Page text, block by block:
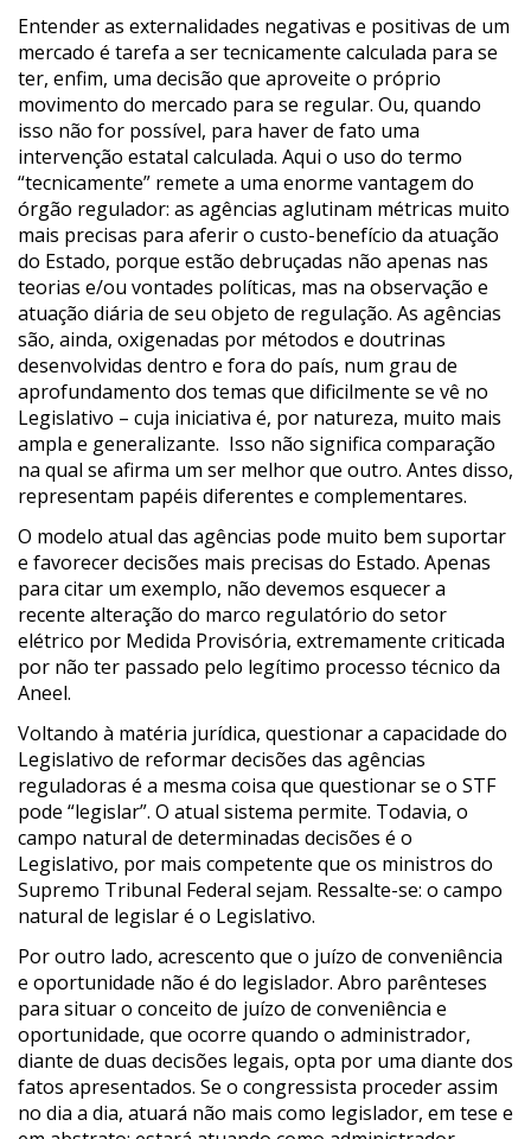
Entender as externalidades negativas e positivas de um
mercado é tarefa a ser tecnicamente calculada para se
ter, enfim, uma decisão que aproveite o próprio
movimento do mercado para se regular. Ou, quando
isso não for possível, para haver de fato uma
intervenção estatal calculada. Aqui o uso do termo
“tecnicamente” remete a uma enorme vantagem do
órgão regulador: as agências aglutinam métricas muito
mais precisas para aferir o custo-benefício da atuação
do Estado, porque estão debruçadas não apenas nas
teorias e/ou vontades políticas, mas na observação e
atuação diária de seu objeto de regulação. As agências
são, ainda, oxigenadas por métodos e doutrinas
desenvolvidas dentro e fora do país, num grau de
aprofundamento dos temas que dificilmente se vê no
Legislativo – cuja iniciativa é, por natureza, muito mais
ampla e generalizante. Isso não significa comparação
na qual se afirma um ser melhor que outro. Antes disso,
representam papéis diferentes e complementares.
O modelo atual das agências pode muito bem suportar
e favorecer decisões mais precisas do Estado. Apenas
para citar um exemplo, não devemos esquecer a
recente alteração do marco regulatório do setor
elétrico por Medida Provisória, extremamente criticada
por não ter passado pelo legítimo processo técnico da
Aneel.
Voltando à matéria jurídica, questionar a capacidade do
Legislativo de reformar decisões das agências
reguladoras é a mesma coisa que questionar se o STF
pode “legislar”. O atual sistema permite. Todavia, o
campo natural de determinadas decisões é o
Legislativo, por mais competente que os ministros do
Supremo Tribunal Federal sejam. Ressalte-se: o campo
natural de legislar é o Legislativo.
Por outro lado, acrescento que o juízo de conveniência
e oportunidade não é do legislador. Abro parênteses
para situar o conceito de juízo de conveniência e
oportunidade, que ocorre quando o administrador,
diante de duas decisões legais, opta por uma diante dos
fatos apresentados. Se o congressista proceder assim
no dia a dia, atuará não mais como legislador, em tese e